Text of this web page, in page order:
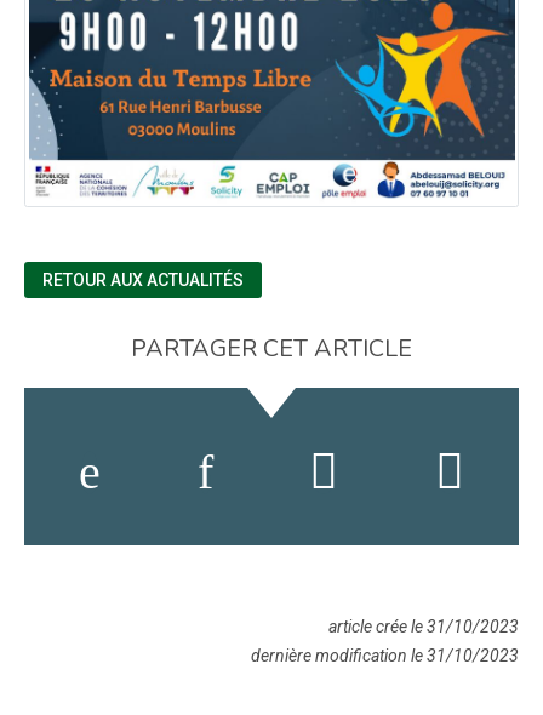
RETOUR AUX ACTUALITÉS
PARTAGER CET ARTICLE
article crée le 31/10/2023
dernière modification le 31/10/2023